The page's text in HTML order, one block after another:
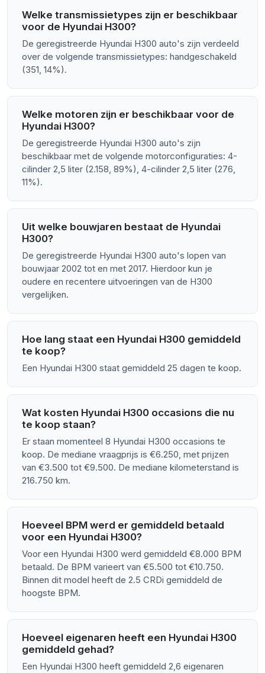
Welke transmissietypes zijn er beschikbaar
voor de Hyundai H300?
De geregistreerde Hyundai H300 auto's zijn verdeeld
over de volgende transmissietypes: handgeschakeld
(351, 14%).
Welke motoren zijn er beschikbaar voor de
Hyundai H300?
De geregistreerde Hyundai H300 auto's zijn
beschikbaar met de volgende motorconfiguraties: 4-
cilinder 2,5 liter (2.158, 89%), 4-cilinder 2,5 liter (276,
11%).
Uit welke bouwjaren bestaat de Hyundai
H300?
De geregistreerde Hyundai H300 auto's lopen van
bouwjaar 2002 tot en met 2017. Hierdoor kun je
oudere en recentere uitvoeringen van de H300
vergelijken.
Hoe lang staat een Hyundai H300 gemiddeld
te koop?
Een Hyundai H300 staat gemiddeld 25 dagen te koop.
Wat kosten Hyundai H300 occasions die nu
te koop staan?
Er staan momenteel 8 Hyundai H300 occasions te
koop. De mediane vraagprijs is €6.250, met prijzen
van €3.500 tot €9.500. De mediane kilometerstand is
216.750 km.
Hoeveel BPM werd er gemiddeld betaald
voor een Hyundai H300?
Voor een Hyundai H300 werd gemiddeld €8.000 BPM
betaald. De BPM varieert van €5.500 tot €10.750.
Binnen dit model heeft de 2.5 CRDi gemiddeld de
hoogste BPM.
Hoeveel eigenaren heeft een Hyundai H300
gemiddeld gehad?
Een Hyundai H300 heeft gemiddeld 2,6 eigenaren